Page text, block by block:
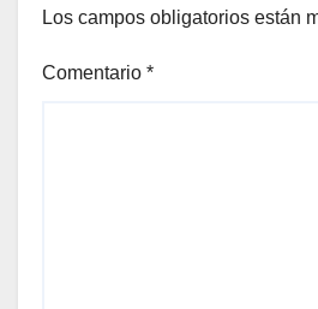
Los campos obligatorios están
Comentario *